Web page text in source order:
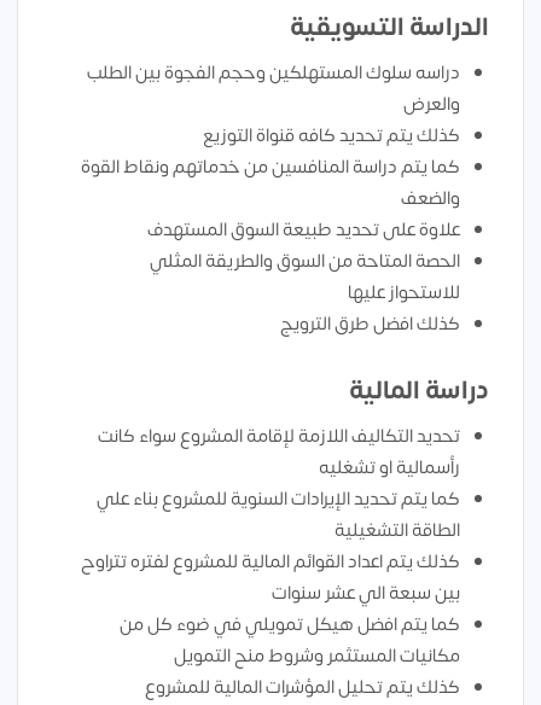
الدراسة التسويقية
دراسه سلوك المستهلكين وحجم الفجوة بين الطلب
والعرض
كذلك يتم تحديد كافه قنواة التوزيع
كما يتم دراسة المنافسين من خدماتهم ونقاط القوة
والضعف
علاوة على تحديد طبيعة السوق المستهدف
الحصة المتاحة من السوق والطريقة المثلي
للاستحواز عليها
كذلك افضل طرق الترويج
دراسة المالية
تحديد التكاليف اللازمة لإقامة المشروع سواء كانت
رأسمالية او تشغليه
كما يتم تحديد الإيرادات السنوية للمشروع بناء علي
الطاقة التشغيلية
كذلك يتم اعداد القوائم المالية للمشروع لفتره تتراوح
بين سبعة الي عشر سنوات
كما يتم افضل هيكل تمويلي في ضوء كل من
مكانيات المستثمر وشروط منح التمويل
كذلك يتم تحليل المؤشرات المالية للمشروع